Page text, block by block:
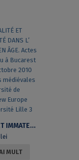
MATÉRIALITÉ ET IMMATERIALITÉ DANS L’ ÉGLISE AU MOYEN ÂGE. ACTES DU COLLOQUE TENU À BUCAREST LES 22 ET 23 OCTOBRE 2010 CENTRE D’ÉTUDES MÉDIÉVALES DE L’UNIVERSITÉ DE BUCAREST/NEW EUROPE COLLÈGE/UNIVERSITÉ LILLE 3
lei
MULT